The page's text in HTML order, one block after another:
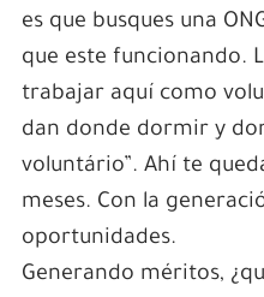
es que busques una
que este funcionando.
trabajar aquí como
dan donde dormir y
voluntário”. Ahí te
meses. Con la
oportunidades.
Generando méritos,